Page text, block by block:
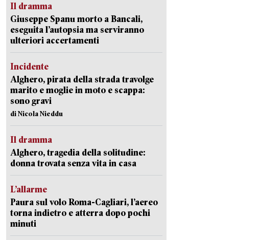
Il dramma
Giuseppe Spanu morto a Bancali,
eseguita l’autopsia ma serviranno
ulteriori accertamenti
Incidente
Alghero, pirata della strada travolge
marito e moglie in moto e scappa:
sono gravi
di Nicola Nieddu
Il dramma
Alghero, tragedia della solitudine:
donna trovata senza vita in casa
L’allarme
Paura sul volo Roma-Cagliari, l’aereo
torna indietro e atterra dopo pochi
minuti